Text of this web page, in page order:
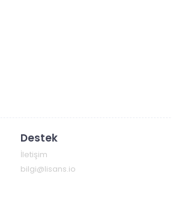
Destek
İletişim
bilgi@lisans.io